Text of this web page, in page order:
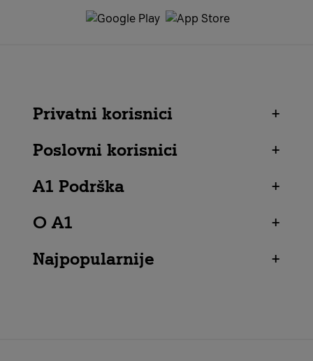
Privatni korisnici
+
Poslovni korisnici
+
A1 Podrška
+
O A1
+
Najpopularnije
+